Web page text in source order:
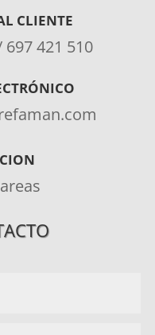
CLIENTE
697 421 510